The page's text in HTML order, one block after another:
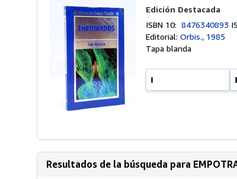
Edición Destacada
ISBN 10:8476340893
Editorial:Orbis., 1985
Tapa blanda
Resultados de la búsqueda para